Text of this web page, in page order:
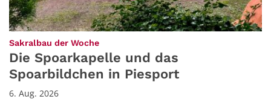
Sakralbau der Woche:
Die Spoarkapelle und das
Spoarbildchen in Piesport
6. Aug. 2026